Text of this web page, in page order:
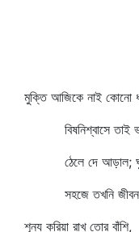
মুক্তি আজিকে নাই কোনো
বিষনিশ্বাসে তাই
ঠেলে দে আড়াল;
সহজে তখনি জীবন
শূন্য করিয়া রাখ্‌ তোর